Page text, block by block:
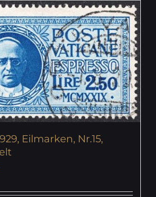
Eilmarken, Nr.15,